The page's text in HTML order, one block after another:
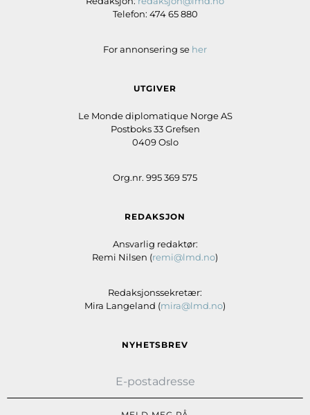
Telefon: 474 65 880
For annonsering se her
UTGIVER
Le Monde diplomatique Norge AS
Postboks 33 Grefsen
0409 Oslo
Org.nr. 995 369 575
REDAKSJON
Ansvarlig redaktør:
Remi Nilsen (remi@lmd.no)
Redaksjonssekretær:
Mira Langeland (mira@lmd.no)
NYHETSBREV